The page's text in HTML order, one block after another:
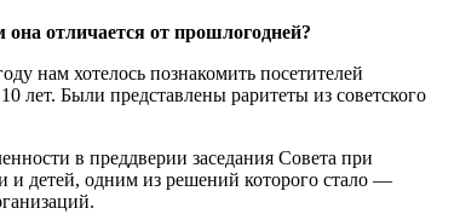
отличается от прошлогодней?
нам хотелось познакомить посетителей
лет. Были представлены раритеты из советского
в преддверии заседания Совета при
и детей, одним из решений которого стало —